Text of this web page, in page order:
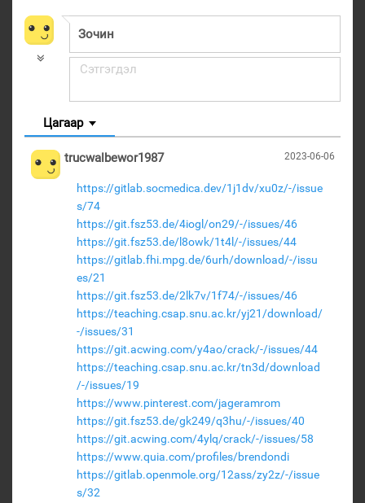
Цагаар
2023-06-06
trucwalbewor1987
https://gitlab.socmedica.dev/1j1dv/xu0z/-/issue
s/74
https://git.fsz53.de/4iogl/on29/-/issues/46
https://git.fsz53.de/l8owk/1t4l/-/issues/44
https://gitlab.fhi.mpg.de/6urh/download/-/issu
es/21
https://git.fsz53.de/2lk7v/1f74/-/issues/46
https://teaching.csap.snu.ac.kr/yj21/download/
-/issues/31
https://git.acwing.com/y4ao/crack/-/issues/44
https://teaching.csap.snu.ac.kr/tn3d/download
/-/issues/19
https://www.pinterest.com/jageramrom
https://git.fsz53.de/gk249/q3hu/-/issues/40
https://git.acwing.com/4ylq/crack/-/issues/58
https://www.quia.com/profiles/brendondi
https://gitlab.openmole.org/12ass/zy2z/-/issue
s/32